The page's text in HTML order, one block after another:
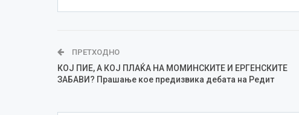
ПРЕТХОДНО
КОЈ ПИЕ, А КОЈ ПЛАЌА НА МОМИНСКИТЕ И ЕРГЕНСКИТЕ
ЗАБАВИ? Прашање кое предизвика дебата на Редит